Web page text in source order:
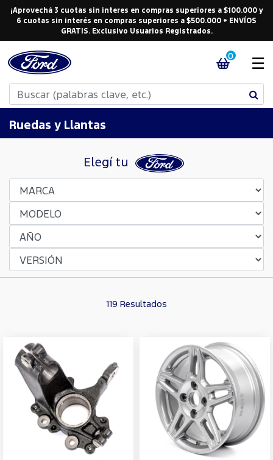
¡Aprovechá 3 cuotas sin interes en compras superiores a $100.000 y
6 cuotas sin interés en compras superiores a $500.000 + ENVÍOS
GRATIS. Exclusivo Usuarios Registrados.
0 ☰
Ruedas y Llantas
Elegí tu
119 Resultados